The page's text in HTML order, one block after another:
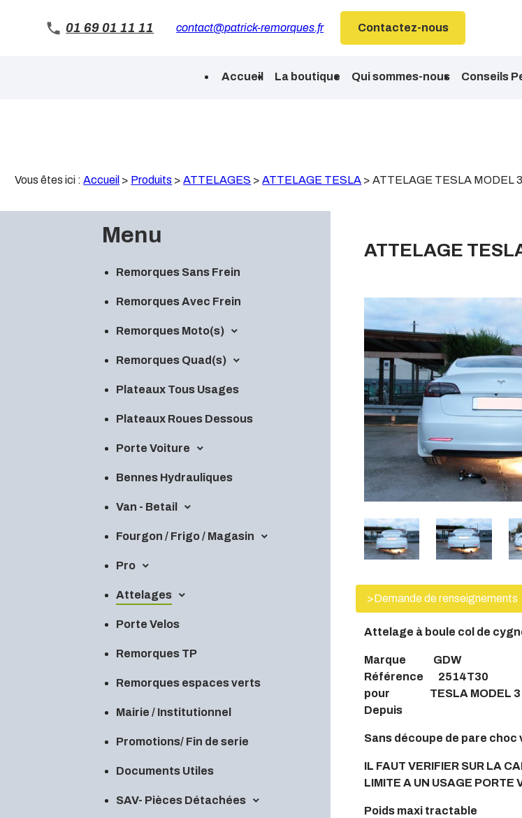
01 69 01 11 11 contact@patrick-remorques.fr Contactez-nous
Accueil La boutique Qui sommes-nous Conseils
Vous êtes ici :Accueil > Produits >ATTELAGES >ATTELAGE TESLA >ATTELAGE TESLA MODEL 3
Menu
Remorques Sans Frein
Remorques Avec Frein
Remorques Moto(s)
Remorques Quad(s)
Plateaux Tous Usages
Plateaux Roues Dessous
Porte Voiture
Bennes Hydrauliques
Van - Betail
Fourgon / Frigo / Magasin
Pro
Attelages
Porte Velos
Remorques TP
Remorques espaces verts
Mairie / Institutionnel
Promotions/ Fin de serie
Documents Utiles
SAV- Pièces Détachées
ATTELAGE
>Demande de renseignements
Attelage à boule col de
Marque GDW
Référence 2514T30
pour TESLA MODEL 3
Depuis
Sans découpe de pare
IL FAUT VERIFIER SUR LA
LIMITE A UN USAGE PORTE
Poids maxi tractable